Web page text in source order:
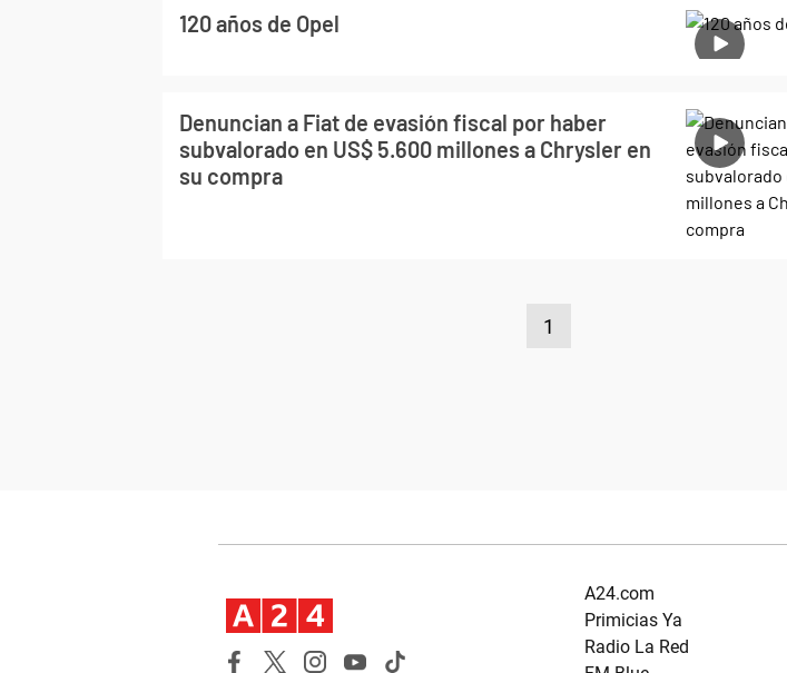
120 años de Opel
Denuncian a Fiat de evasión fiscal por haber
subvalorado en US$ 5.600 millones a Chrysler en
su compra
1
A24.com
Primicias Ya
Radio La Red